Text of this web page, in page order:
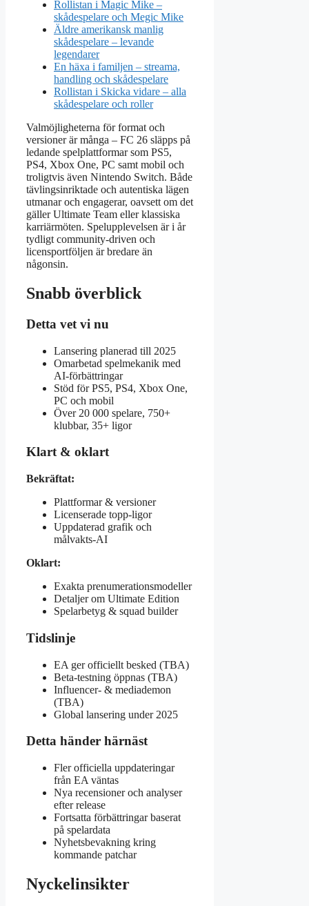
Rollistan i Magic Mike –
skådespelare och Megic Mike
Äldre amerikansk manlig
skådespelare – levande
legendarer
En häxa i familjen – streama,
handling och skådespelare
Rollistan i Skicka vidare – alla
skådespelare och roller
Valmöjligheterna för format och
versioner är många – FC 26 släpps på
ledande spelplattformar som PS5,
PS4, Xbox One, PC samt mobil och
troligtvis även Nintendo Switch. Både
tävlingsinriktade och autentiska lägen
utmanar och engagerar, oavsett om det
gäller Ultimate Team eller klassiska
karriärmöten. Spelupplevelsen är i år
tydligt community-driven och
licensportföljen är bredare än
någonsin.
Snabb överblick
Detta vet vi nu
Lansering planerad till 2025
Omarbetad spelmekanik med
AI-förbättringar
Stöd för PS5, PS4, Xbox One,
PC och mobil
Över 20 000 spelare, 750+
klubbar, 35+ ligor
Klart & oklart
Bekräftat:
Plattformar & versioner
Licenserade topp-ligor
Uppdaterad grafik och
målvakts-AI
Oklart:
Exakta prenumerationsmodeller
Detaljer om Ultimate Edition
Spelarbetyg & squad builder
Tidslinje
EA ger officiellt besked (TBA)
Beta-testning öppnas (TBA)
Influencer- & mediademon
(TBA)
Global lansering under 2025
Detta händer härnäst
Fler officiella uppdateringar
från EA väntas
Nya recensioner och analyser
efter release
Fortsatta förbättringar baserat
på spelardata
Nyhetsbevakning kring
kommande patchar
Nyckelinsikter